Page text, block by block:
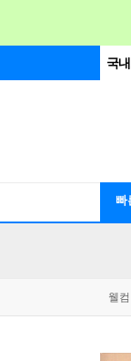
국
빠
웰컴